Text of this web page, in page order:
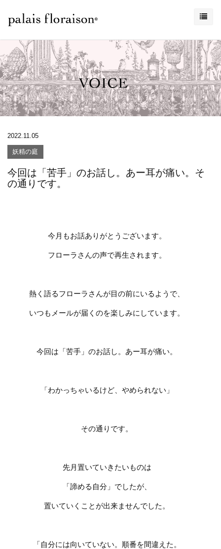
2022.11.05
妖精の庭
今回は「苦手」のお話し。あー耳が痛い。そ
の通りです。
今月もお話ありがとうございます。
フローラさんの声で再生されます。
熱く語るフローラさんが目の前にいるようで、
いつもメールが届くのを楽しみにしています。
今回は「苦手」のお話し。あー耳が痛い。
「わかっちゃいるけど、やめられない」
その通りです。
先月置いていきたいものは
「諦める自分」でしたが、
置いていくことが出来ませんでした。
「自分には向いていない。順番を間違えた。